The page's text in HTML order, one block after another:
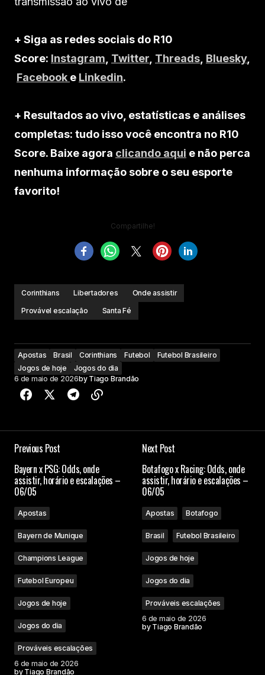
+ Siga as redes sociais do R10
Score: Instagram Twitter Threads Bluesky,
Facebook e Linkedin.
+ Resultados ao vivo, estatísticas e análises
completas: tudo isso você encontra no R10
Score. Baixe agora clicando aqui e não perca
nenhuma informação sobre o seu esporte
favorito!
Compartilhe!
Corinthians Libertadores
Onde assistir
Provável escalação
Santa Fé
Apostas Brasil Corinthians Futebol
Futebol Brasileiro
Jogos de hoje
Jogos do dia
6 de maio de 2026by Tiago Brandão
Previous Post
Bayern x PSG: Odds, onde
assistir, horário e escalações –
06/05
Apostas
Bayern de Munique
Champions League
Futebol Europeu
Jogos de hoje
Jogos do dia
Prováveis escalações
6 de maio de 2026
by Tiago Brandão
Next Post
Botafogo x Racing: Odds, onde
assistir, horário e escalações –
06/05
Apostas Botafogo
Brasil Futebol Brasileiro
Jogos de hoje
Jogos do dia
Prováveis escalações
6 de maio de 2026
by Tiago Brandão